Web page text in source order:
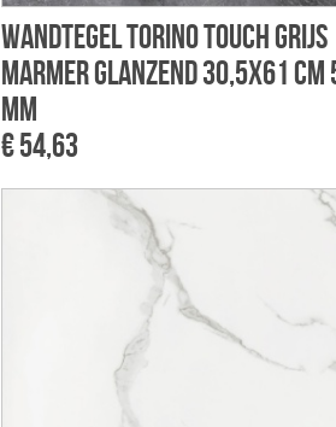
Wandtegel Torino touch grijs
marmer glanzend 30,5x61 cm
mm
€ 54,63